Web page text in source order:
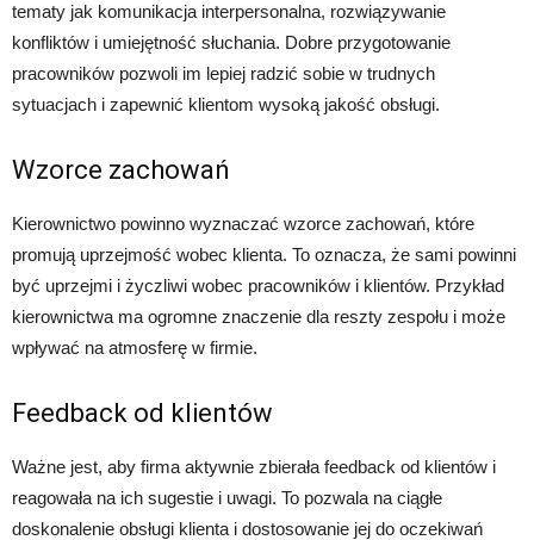
tematy jak komunikacja interpersonalna, rozwiązywanie
konfliktów i umiejętność słuchania. Dobre przygotowanie
pracowników pozwoli im lepiej radzić sobie w trudnych
sytuacjach i zapewnić klientom wysoką jakość obsługi.
Wzorce zachowań
Kierownictwo powinno wyznaczać wzorce zachowań, które
promują uprzejmość wobec klienta. To oznacza, że sami powinni
być uprzejmi i życzliwi wobec pracowników i klientów. Przykład
kierownictwa ma ogromne znaczenie dla reszty zespołu i może
wpływać na atmosferę w firmie.
Feedback od klientów
Ważne jest, aby firma aktywnie zbierała feedback od klientów i
reagowała na ich sugestie i uwagi. To pozwala na ciągłe
doskonalenie obsługi klienta i dostosowanie jej do oczekiwań